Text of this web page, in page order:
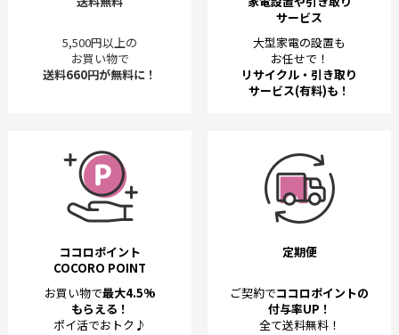
5,500円以上の
お買い物で
送料660円が無料に！
サービス
大型家電の設置も
お任せで！
リサイクル・引き取り
サービス(有料)も！
ココロポイント
COCORO POINT
お買い物で最大4.5%
もらえる！
ポイ活でおトク♪
定期便
ご契約でココロポイントの
付与率UP！
全て送料無料！